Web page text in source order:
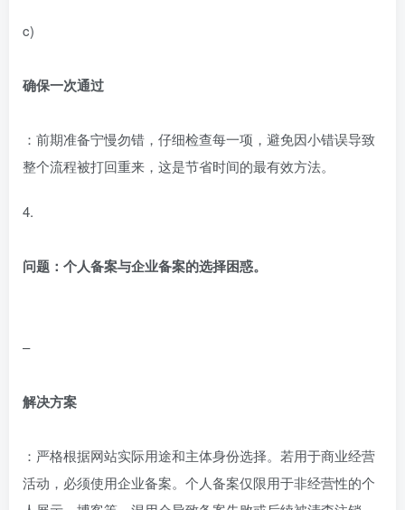
c)
确保一次通过
：前期准备宁慢勿错，仔细检查每一项，避免因小错误导致
整个流程被打回重来，这是节省时间的最有效方法。
4.
问题：个人备案与企业备案的选择困惑。
–
解决方案
：严格根据网站实际用途和主体身份选择。若用于商业经营
活动，必须使用企业备案。个人备案仅限用于非经营性的个